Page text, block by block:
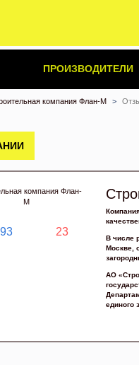
ПРОИЗВОДИТЕЛИ
компания Флан-М
93 23
В числе
Москве,
АО
единого